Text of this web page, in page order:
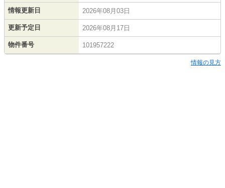
情報更新日 2026年08月03日
更新予定日 2026年08月17日
物件番号 101957222
情報の見方